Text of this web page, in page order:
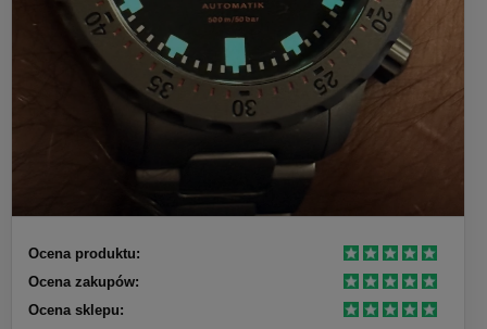
Ocena produktu:
Ocena zakupów:
Ocena sklepu: